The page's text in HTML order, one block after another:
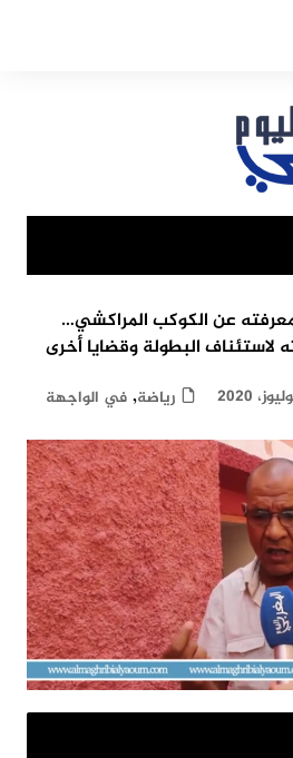
عن الكوكب المراكشي…
لاستئناف البطولة وقضايا أخرى
رياضة, في الواجهة